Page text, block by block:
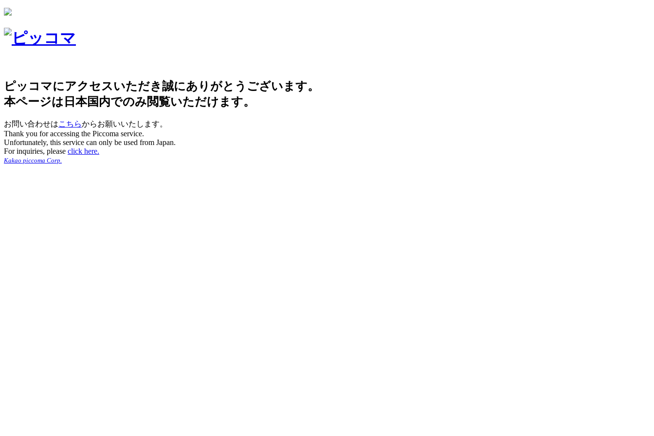
ピッコマにアクセスいただき誠にありがとうございます。
本ページは日本国内でのみ閲覧いただけます。
お問い合わせはこちらからお願いいたします。
Thank you for accessing the Piccoma service.
Unfortunately, this service can only be used from Japan.
For inquiries, please click here.
Kakao piccoma Corp.